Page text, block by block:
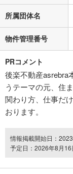
所属団体名
物件管理番号
PRコメント
後楽不動産asrebra
うテーマの元、住
関わり方、仕事だ
おります。
情報掲載開始日：
予定日：2026年8月16